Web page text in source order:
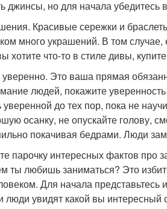
джинсы, но для начала убедитесь
Красивые сережки и
много украшений. В том
хотите что-то в стиле дивы,
уверенно. Это ваша прямая
людей, покажите
уверенной до тех пор, пока не
осанку, не опускайте голову,
покачивая бедрами. Люди
парочку интересных фактов про
ты любишь заниматься? Это
Для начала
люди увидят какой вы интересный